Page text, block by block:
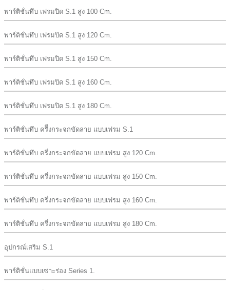
พาร์ติชั่นทึบ เฟรมปิด S.1 สูง 100 Cm.
พาร์ติชั่นทึบ เฟรมปิด S.1 สูง 120 Cm.
พาร์ติชั่นทึบ เฟรมปิด S.1 สูง 150 Cm.
พาร์ติชั่นทึบ เฟรมปิด S.1 สูง 160 Cm.
พาร์ติชั่นทึบ เฟรมปิด S.1 สูง 180 Cm.
พาร์ติชั่นทึบ ครึีงกระจกขัดลาย เเบบเฟรม S.1
พาร์ติชั่นทึบ ครึ่งกระจกขัดลาย เเบบเฟรม สูง 120 Cm.
พาร์ติชั่นทึบ ครึ่งกระจกขัดลาย เเบบเฟรม สูง 150 Cm.
พาร์ติชั่นทึบ ครึ่งกระจกขัดลาย เเบบเฟรม สูง 160 Cm.
พาร์ติชั่นทึบ ครึ่งกระจกขัดลาย เเบบเฟรม สูง 180 Cm.
อุปกรณ์เสริม S.1
พาร์ติชั่นแบบเซาะร่อง Series 1.